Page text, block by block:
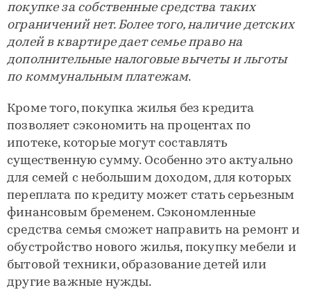
покупке за собственные средства таких
ограничений нет. Более того, наличие детских
долей в квартире дает семье право на
дополнительные налоговые вычеты и льготы
по коммунальным платежам.
Кроме того, покупка жилья без кредита
позволяет сэкономить на процентах по
ипотеке, которые могут составлять
существенную сумму. Особенно это актуально
для семей с небольшим доходом, для которых
переплата по кредиту может стать серьезным
финансовым бременем. Сэкономленные
средства семья сможет направить на ремонт и
обустройство нового жилья, покупку мебели и
бытовой техники, образование детей или
другие важные нужды.